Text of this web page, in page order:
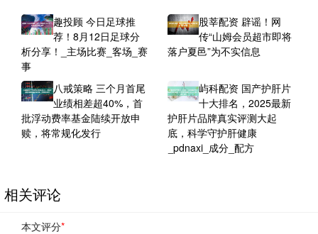
趣投顾 今日足球推
荐！8月12日足球分
析分享！_主场比赛_客场_赛
事
股莘配资 辟谣！网
传“山姆会员超市即将
落户夏邑”为不实信息
八戒策略 三个月首尾
业绩相差超40%，首
批浮动费率基金陆续开放申
赎，将常规化发行
屿科配资 国产护肝片
十大排名，2025最新
护肝片品牌真实评测大起
底，科学守护肝健康
_pdnaxi_成分_配方
相关评论
本文评分*